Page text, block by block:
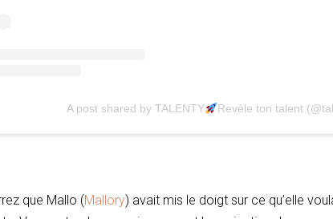
A post shared by TALENTY Revèle ton talent
que Mallo (Mallory) avait mis le doigt sur ce qu’elle